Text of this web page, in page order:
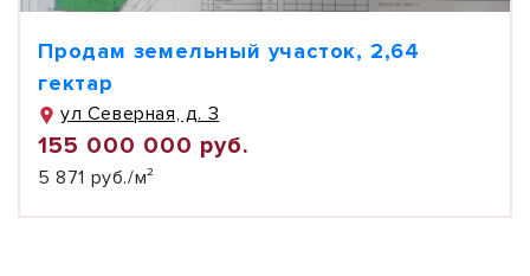
Продам земельный участок, 2,64
гектар
ул Северная, д. 3
155 000 000 руб.
5 871 руб./м²